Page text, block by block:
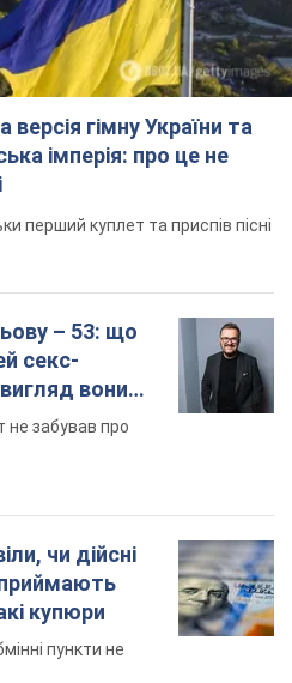
гімну України та
імперія: про це не
перший куплет та приспів пісні
– 53: що
секс-
вони
не забував про
чи дійсні
купюри
пункти не